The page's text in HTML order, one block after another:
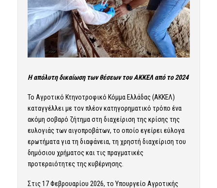
Η απόλυτη δικαίωση των θέσεων του ΑΚΚΕΛ από το 2024
Το Αγροτικό Κτηνοτροφικό Κόμμα Ελλάδας (ΑΚΚΕΛ)
καταγγέλλει με τον πλέον κατηγορηματικό τρόπο ένα
ακόμη σοβαρό ζήτημα στη διαχείριση της κρίσης της
ευλογιάς των αιγοπροβάτων, το οποίο εγείρει εύλογα
ερωτήματα για τη διαφάνεια, τη χρηστή διαχείριση του
δημόσιου χρήματος και τις πραγματικές
προτεραιότητες της κυβέρνησης.
Στις 17 Φεβρουαρίου 2026, το Υπουργείο Αγροτικής